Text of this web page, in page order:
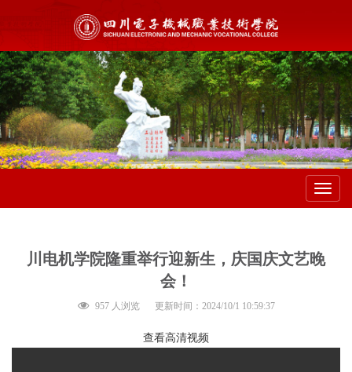
川电机学院隆重举行迎新生，庆国庆文艺晚
会！
957 人浏览 更新时间：2024/10/1 10:59:37
查看高清视频